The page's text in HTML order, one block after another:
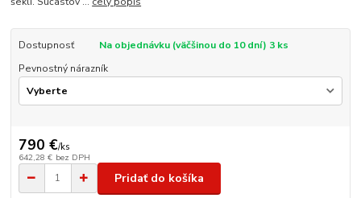
Dostupnosť
Na objednávku (väčšinou do 10 dní) 3 ks
Pevnostný nárazník
790 €/ks
642,28 € bez DPH
Pridať do košíka